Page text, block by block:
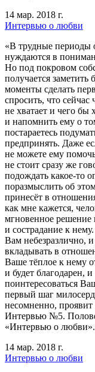
14 мар. 2018 г.
Интервью о любви
«В трудные периоды
нуждаются в
Но под покровом
получается заметить
моменты сделать
спросить, что сейчас
не хватает и чего бы
и напомнить ему о
постараетесь
предпринять. Даже
не можете ему
не стоит сразу же
подождать какое-то
поразмыслить об
принесёт в
как мне кажется,
мгновенное
и сострадание к
Вам небезразлично,
вкладывать в
Ваше тёплое к нему
и будет благодарен,
поинтересоваться
первый шаг
несомненно,
Интервью №5.
«Интервью о любви».
14 мар. 2018 г.
Интервью о любви